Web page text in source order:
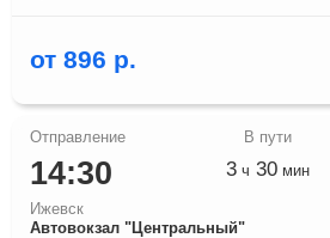
от 896 р.
14:30
Ижевск
Автовокзал "Центральный"
3 ч 30 мин